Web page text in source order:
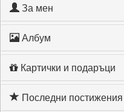
За мен
Албум
Картички и подаръци
Последни постижения